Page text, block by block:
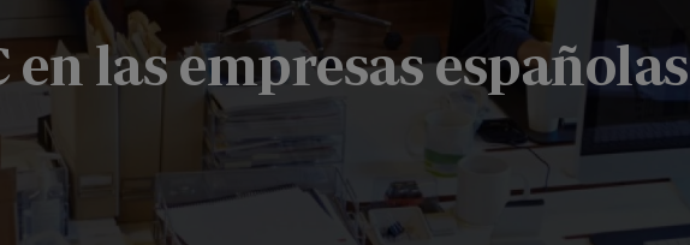
las empresas españolas